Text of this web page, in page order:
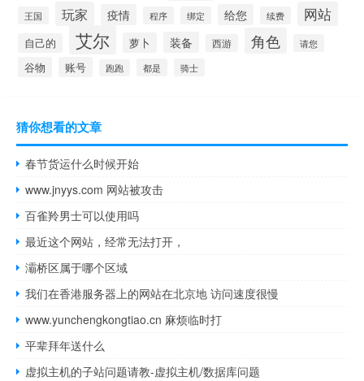
王国 玩家 疫情 程序 绑定 给您 续费 网站
自己的 艾尔 萝卜 装备 西游 角色 请您
谷物 账号 跑跑 都是 骑士
猜你想看的文章
春节货运什么时候开始
www.jnyys.com 网站被攻击
百雀羚男士可以使用吗
最近这个网站，经常无法打开，
灞桥区属于哪个区域
我们在香港服务器上的网站在北京地 访问速度很慢
www.yunchengkongtiao.cn 麻烦临时打
平辈拜年送什么
虚拟主机的子站问题请教-虚拟主机/数据库问题